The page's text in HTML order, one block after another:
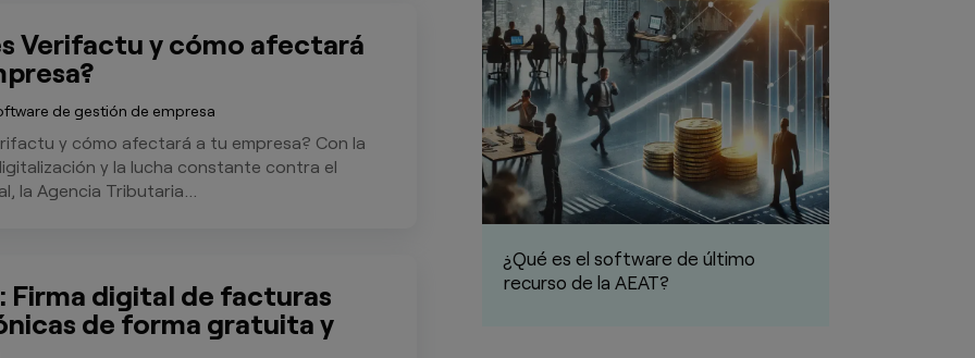
Verifactu y cómo afectará
de gestión de empresa
y cómo afectará a tu empresa? Con la
y la lucha constante contra el
la Agencia Tributaria...
Firma digital de facturas
de forma gratuita y
¿Qué es el software de último
recurso de la AEAT?